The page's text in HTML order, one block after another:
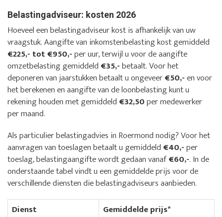
Belastingadviseur: kosten 2026
Hoeveel een belastingadviseur kost is afhankelijk van uw
vraagstuk. Aangifte van inkomstenbelasting kost gemiddeld
€225,- tot €950,-per uur, terwijl u voor de aangifte
omzetbelasting gemiddeld €35,-betaalt. Voor het
deponeren van jaarstukken betaalt u ongeveer€50,-en voor
het berekenen en aangifte van de loonbelasting kunt u
rekening houden met gemiddeld €32,50per medewerker
per maand.
Als particulier belastingadvies in Roermond nodig? Voor het
aanvragen van toeslagen betaalt u gemiddeld €40,-per
toeslag, belastingaangifte wordt gedaan vanaf€60,-. In de
onderstaande tabel vindt u een gemiddelde prijs voor de
verschillende diensten die belastingadviseurs aanbieden.
Dienst
Gemiddelde prijs*